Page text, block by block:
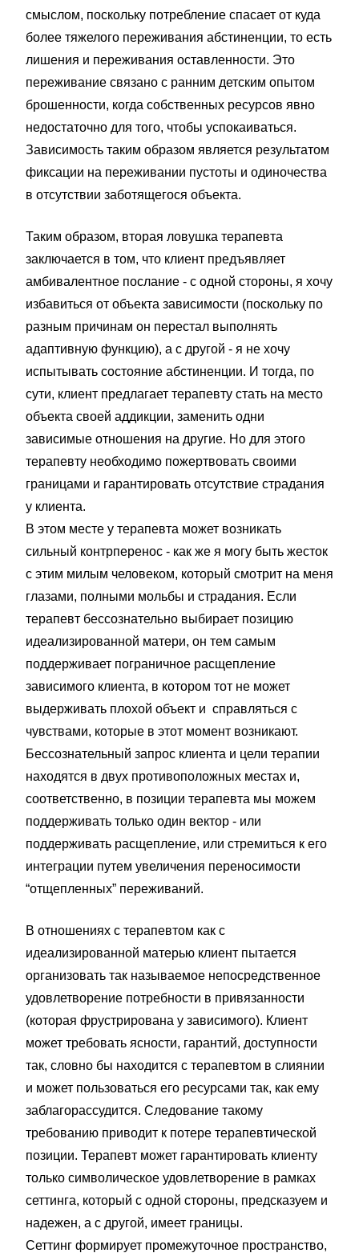
смыслом, поскольку потребление спасает от куда
более тяжелого переживания абстиненции, то есть
лишения и переживания оставленности. Это
переживание связано с ранним детским опытом
брошенности, когда собственных ресурсов явно
недостаточно для того, чтобы успокаиваться.
Зависимость таким образом является результатом
фиксации на переживании пустоты и одиночества
в отсутствии заботящегося объекта.
Таким образом, вторая ловушка терапевта
заключается в том, что клиент предъявляет
амбивалентное послание - с одной стороны, я хочу
избавиться от объекта зависимости (поскольку по
разным причинам он перестал выполнять
адаптивную функцию), а с другой - я не хочу
испытывать состояние абстиненции. И тогда, по
сути, клиент предлагает терапевту стать на место
объекта своей аддикции, заменить одни
зависимые отношения на другие. Но для этого
терапевту необходимо пожертвовать своими
границами и гарантировать отсутствие страдания
у клиента.
В этом месте у терапевта может возникать
сильный контрперенос - как же я могу быть жесток
с этим милым человеком, который смотрит на меня
глазами, полными мольбы и страдания. Если
терапевт бессознательно выбирает позицию
идеализированной матери, он тем самым
поддерживает пограничное расщепление
зависимого клиента, в котором тот не может
выдерживать плохой объект и справляться с
чувствами, которые в этот момент возникают.
Бессознательный запрос клиента и цели терапии
находятся в двух противоположных местах и,
соответственно, в позиции терапевта мы можем
поддерживать только один вектор - или
поддерживать расщепление, или стремиться к его
интеграции путем увеличения переносимости
“отщепленных” переживаний.
В отношениях с терапевтом как с
идеализированной матерью клиент пытается
организовать так называемое непосредственное
удовлетворение потребности в привязанности
(которая фрустрирована у зависимого). Клиент
может требовать ясности, гарантий, доступности
так, словно бы находится с терапевтом в слиянии
и может пользоваться его ресурсами так, как ему
заблагорассудится. Следование такому
требованию приводит к потере терапевтической
позиции. Терапевт может гарантировать клиенту
только символическое удовлетворение в рамках
сеттинга, который с одной стороны, предсказуем и
надежен, а с другой, имеет границы.
Сеттинг формирует промежуточное пространство,